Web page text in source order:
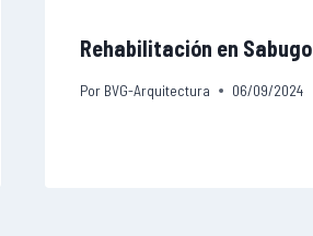
Rehabilitación en Sabugo
Por BVG-Arquitectura 06/09/2024